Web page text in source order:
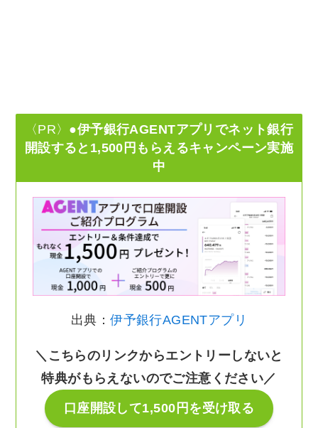
〈PR〉 ●伊予銀行AGENTアプリでネット銀行
開設すると1,500円もらえるキャンペーン実施
中
出典：伊予銀行AGENTアプリ
＼こちらのリンクからエントリーしないと
特典がもらえないのでご注意ください／
口座開設して1,500円を受け取る